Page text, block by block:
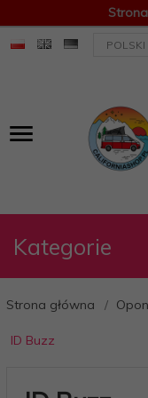
currency_h
Kategorie
Strona główna
ID Buzz